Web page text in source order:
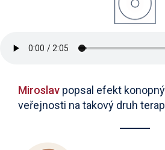
Miroslav popsal efekt
veřejnosti na takový druh